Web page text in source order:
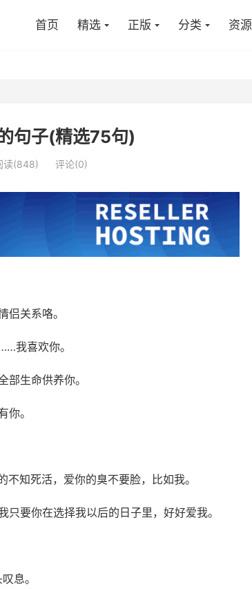
首页 精选 正版 分类 资源
句子(精选75句)
读(848) 评论(0)
关系咯。
我喜欢你。
生命供养你。
。
知死活，爱你的臭不要脸，比如我。
要你在选择我以后的日子里，好好爱我。
息。